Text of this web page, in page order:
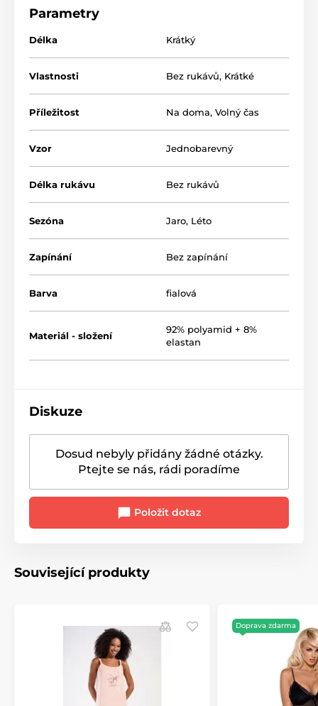
Parametry
Délka Krátký
Vlastnosti Bez rukávů, Krátké
Příležitost Na doma, Volný čas
Vzor Jednobarevný
Délka rukávu Bez rukávů
Sezóna Jaro, Léto
Zapínání Bez zapínání
Barva fialová
Materiál - složení
92% polyamid + 8%
elastan
Diskuze
Dosud nebyly přidány žádné otázky.
Ptejte se nás, rádi poradíme
Položit dotaz
Související produkty
Doprava zdarma